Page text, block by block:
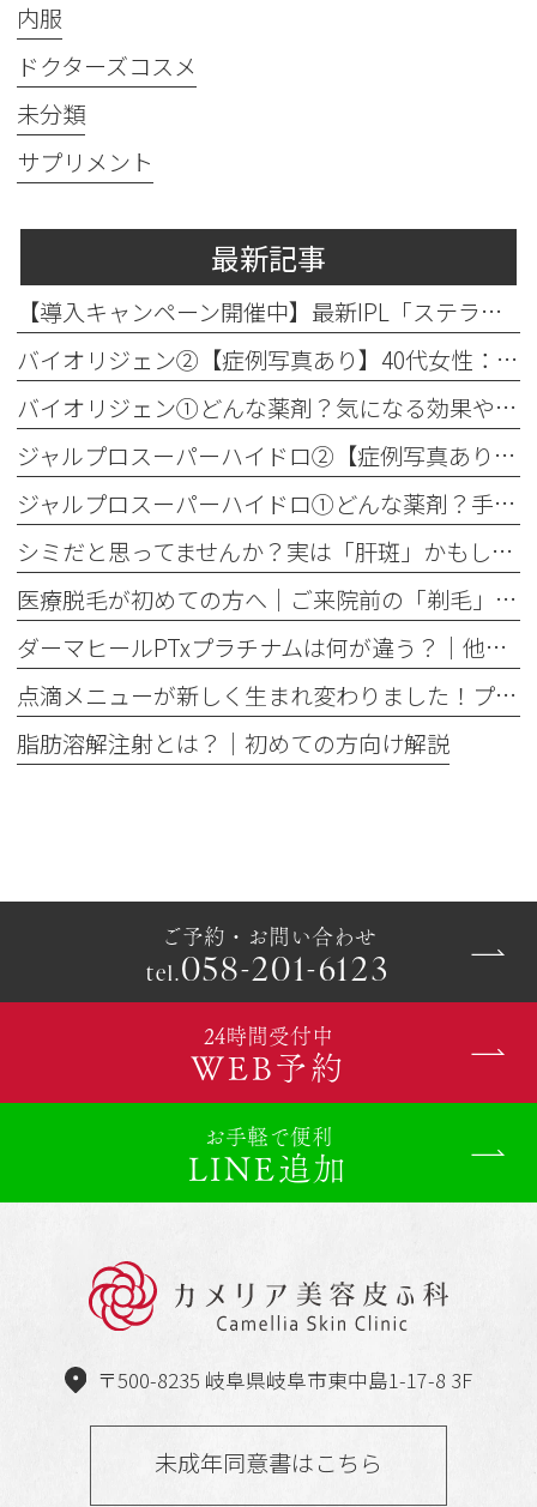
内服
ドクターズコスメ
未分類
サプリメント
最新記事
【導入キャンペーン開催中】最新IPL「ステラM22」で透明感のある素肌へ
バイオリジェン②【症例写真あり】40代女性：目元の小じわ改善
バイオリジェン①どんな薬剤？気になる効果やダウンタイムについて解説
ジャルプロスーパーハイドロ②【症例写真あり】50代女性：ほうれい線・口横たるみ改善【手打ち注射】
ジャルプロスーパーハイドロ①どんな薬剤？手打ちとハイコックスの違いも解説
シミだと思ってませんか？実は「肝斑」かもしれません
医療脱毛が初めての方へ│ご来院前の「剃毛」がとても大切な理由
ダーマヒールPTxプラチナムは何が違う？│他の肌育製剤との違いを解説
点滴メニューが新しく生まれ変わりました！プレミアム美容点滴・プレミアム疲労回復点滴がスタート
脂肪溶解注射とは？｜初めての方向け解説
ご予約・お問い合わせ
tel.058-201-6123
24時間受付中
WEB予約
お手軽で便利
LINE追加
〒500-8235 岐阜県岐阜市東中島1-17-8 3F
未成年同意書はこちら